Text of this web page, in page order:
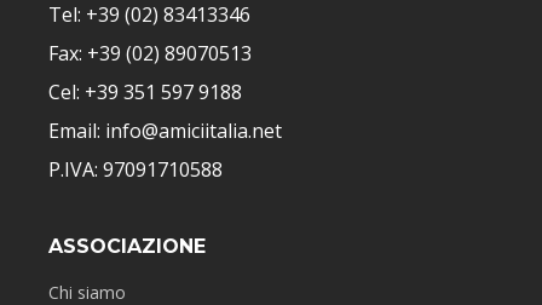
Tel: +39 (02) 83413346
Fax: +39 (02) 89070513
Cel: +39 351 597 9188
Email: info@amiciitalia.net
P.IVA: 97091710588
ASSOCIAZIONE
Chi siamo